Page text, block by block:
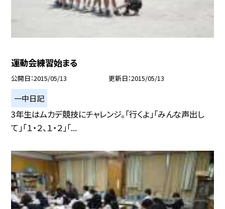
運動会練習始まる
公開日 2015/05/13 更新日 2015/05/13
一中日記
3年生はムカデ競技にチャレンジ。「行くよ」「みんな声出し
て」「１・２、１・２」「...